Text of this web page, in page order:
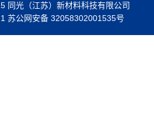
同光（江苏）新材料科技有限公司
苏公网安备 32058302001535号